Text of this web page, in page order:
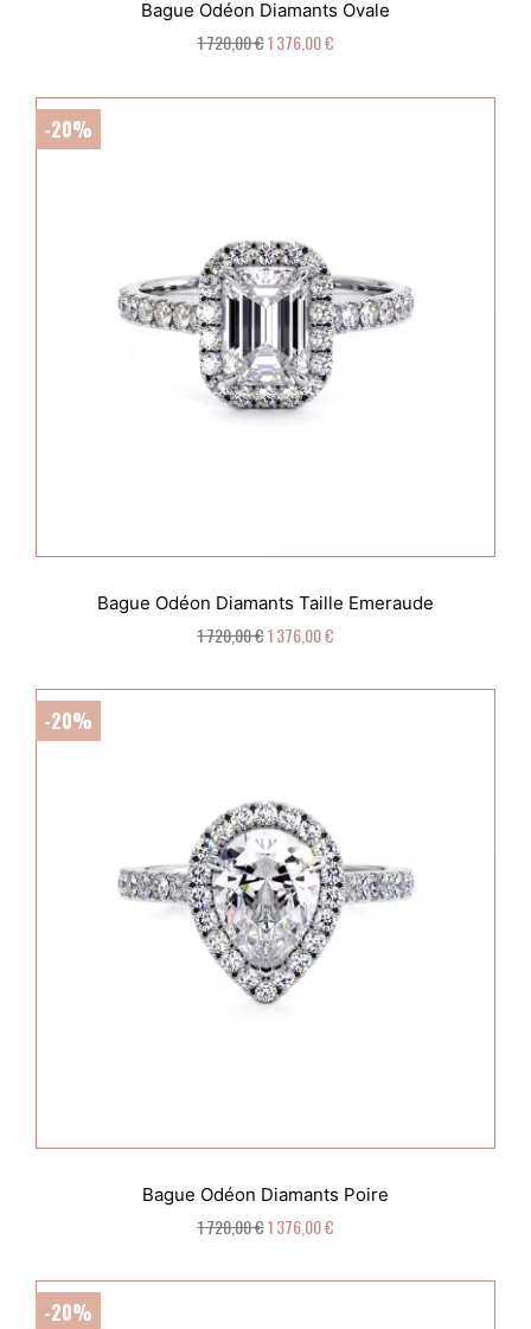
Bague Odéon Diamants Ovale
1 720,00 €1 376,00 €
Bague Odéon Diamants Taille Emeraude
1 720,00 €1 376,00 €
-20%
Bague Odéon Diamants Poire
1 720,00 €1 376,00 €
-20%
-20%